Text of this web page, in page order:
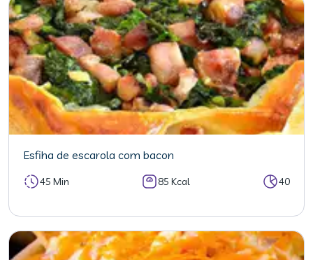
Esfiha de escarola com bacon
45 Min 85 Kcal 40